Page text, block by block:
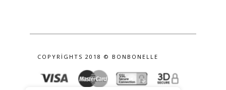
COPYRIGHTS 2018 © BONBONELLE